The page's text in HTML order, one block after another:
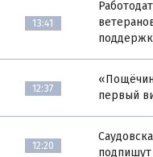
13:41
12:37
первый
12:20